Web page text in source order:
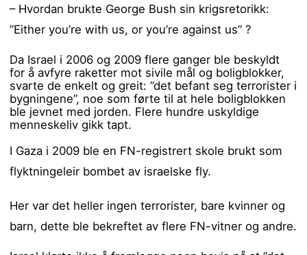
– Hvordan brukte George Bush sin krigsretorikk:
”Either you’re with us, or you’re against us” ?
Da Israel i 2006 og 2009 flere ganger ble beskyldt
for å avfyre raketter mot sivile mål og boligblokker,
svarte de enkelt og greit: ”det befant seg terrorister i
bygningene”, noe som førte til at hele boligblokken
ble jevnet med jorden. Flere hundre uskyldige
menneskeliv gikk tapt.
I Gaza i 2009 ble en FN-registrert skole brukt som
flyktningeleir bombet av israelske fly.
Her var det heller ingen terrorister, bare kvinner og
barn, dette ble bekreftet av flere FN-vitner og andre.